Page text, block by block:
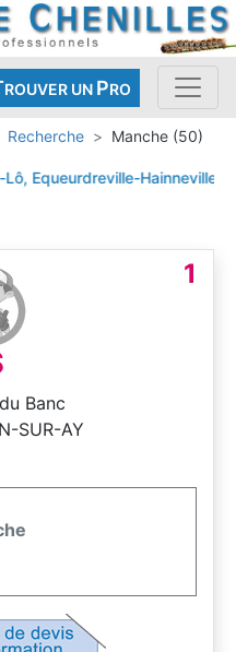
ROUVER UN PRO
Recherche Manche (50)
Equeurdreville-Hainneville,
1
Banc
SUR-AY